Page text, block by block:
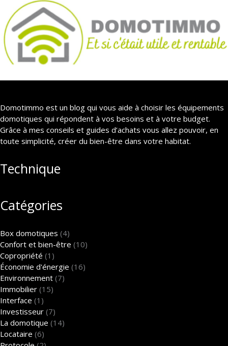
Domotimmo est un blog qui vous aide à choisir les équipements
domotiques qui répondent à vos besoins et à votre budget.
Grâce à mes conseils et guides d’achats vous allez pouvoir, en
toute simplicité, créer du bien-être dans votre habitat.
Technique
Catégories
Box domotiques (4)
Confort et bien-être (10)
Copropriété (1)
Économie d'énergie (16)
Environnement (7)
Immobilier (15)
Interface (1)
Investisseur (7)
La domotique (14)
Locataire (6)